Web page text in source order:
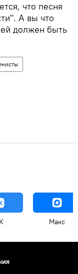
что песня
А вы что
должен быть
Макс